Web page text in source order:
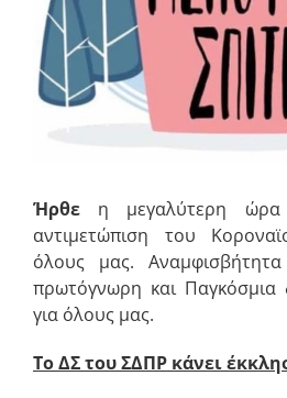
Ήρθε η μεγαλύτερη ώρα
αντιμετώπιση του
όλους μας.
πρωτόγνωρη και Παγκόσμια
για όλους μας.
Το ΔΣ του ΣΔΠΡ κάνει